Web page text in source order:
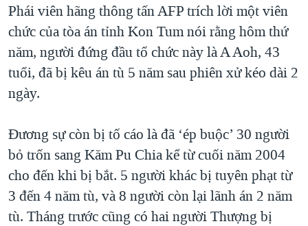
ĐỜI SỐNG
KINH TẾ
KHOA HỌC
SỨC KHOẺ
THỂ THAO
GIÁO DỤC
GIẢI MÃ VÀNH ĐAI & CON ĐƯỜNG
NGÀY TỊ NẠN THẾ GIỚI
TRỊNH VĨNH BÌNH - NGƯỜI HẠ 'BÊN THẮNG CUỘC'
CHI PHÍ CHIẾN TRANH AFGHANISTAN
CÁC GIÁ TRỊ CỘNG HÒA Ở VIỆT NAM
THƯỢNG ĐỈNH TRUMP-KIM TẠI VIỆT NAM
TRỊNH VĨNH BÌNH VS. CHÍNH PHỦ VIỆT NAM
NGHE
MẠNG XÃ HỘI
Phái viên hãng thông tấn AFP trích lời một viên
chức của tòa án tỉnh Kon Tum nói rằng hôm thứ
năm, người đứng đầu tổ chức này là A Aoh, 43
tuổi, đã bị kêu án tù 5 năm sau phiên xử kéo dài 2
ngày.
Đương sự còn bị tố cáo là đã ‘ép buộc’ 30 người
bỏ trốn sang Kăm Pu Chia kể từ cuối năm 2004
cho đến khi bị bắt. 5 người khác bị tuyên phạt từ
3 đến 4 năm tù, và 8 người còn lại lãnh án 2 năm
tù. Tháng trước cũng có hai người Thượng bị